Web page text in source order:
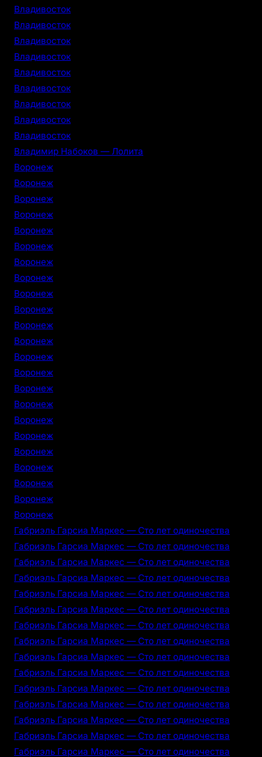
Владивосток
Владивосток
Владивосток
Владивосток
Владивосток
Владивосток
Владивосток
Владивосток
Владивосток
Владимир Набоков — Лолита
Воронеж
Воронеж
Воронеж
Воронеж
Воронеж
Воронеж
Воронеж
Воронеж
Воронеж
Воронеж
Воронеж
Воронеж
Воронеж
Воронеж
Воронеж
Воронеж
Воронеж
Воронеж
Воронеж
Воронеж
Воронеж
Воронеж
Воронеж
Габриэль Гарсиа Маркес — Сто лет одиночества
Габриэль Гарсиа Маркес — Сто лет одиночества
Габриэль Гарсиа Маркес — Сто лет одиночества
Габриэль Гарсиа Маркес — Сто лет одиночества
Габриэль Гарсиа Маркес — Сто лет одиночества
Габриэль Гарсиа Маркес — Сто лет одиночества
Габриэль Гарсиа Маркес — Сто лет одиночества
Габриэль Гарсиа Маркес — Сто лет одиночества
Габриэль Гарсиа Маркес — Сто лет одиночества
Габриэль Гарсиа Маркес — Сто лет одиночества
Габриэль Гарсиа Маркес — Сто лет одиночества
Габриэль Гарсиа Маркес — Сто лет одиночества
Габриэль Гарсиа Маркес — Сто лет одиночества
Габриэль Гарсиа Маркес — Сто лет одиночества
Габриэль Гарсиа Маркес — Сто лет одиночества